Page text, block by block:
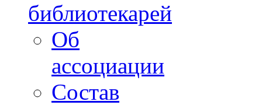
библиотекарей
Об
ассоциации
Состав